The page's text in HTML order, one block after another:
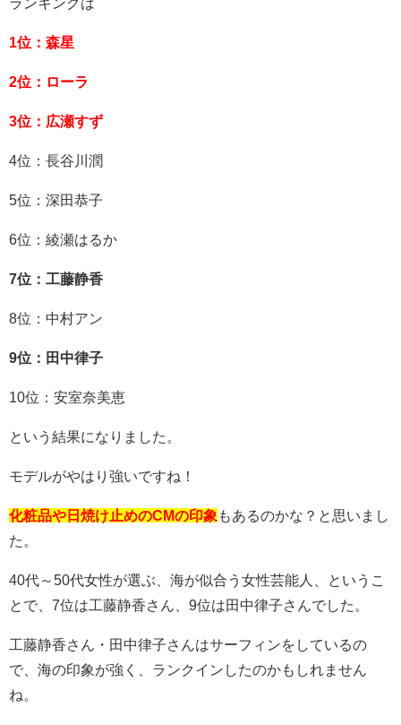
1位：森星
2位：ローラ
3位：広瀬すず
4位：長谷川潤
5位：深田恭子
6位：綾瀬はるか
7位：工藤静香
8位：中村アン
9位：田中律子
10位：安室奈美恵
という結果になりました。
モデルがやはり強いですね！
化粧品や日焼け止めのCMの印象 もあるのかな？と思いまし
た。
40代～50代女性が選ぶ、海が似合う女性芸能人、というこ
とで、7位は工藤静香さん、9位は田中律子さんでした。
工藤静香さん・田中律子さんはサーフィンをしているの
で、海の印象が強く、ランクインしたのかもしれません
ね。